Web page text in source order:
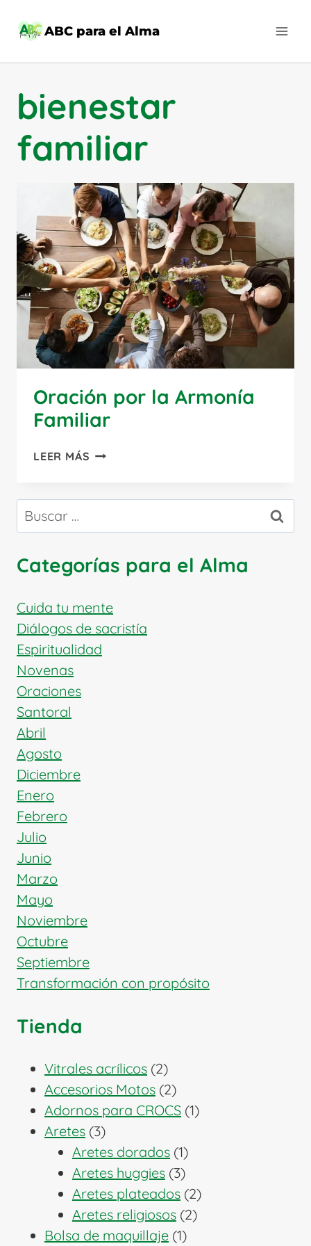
ABC para el Alma
bienestar
familiar
Oración por la Armonía
Familiar
LEER MÁS ORACIÓN
ARMONÍA
Buscar:
Categorías para el Alma
Cuida tu mente
Diálogos de sacristía
Espiritualidad
Novenas
Oraciones
Santoral
Abril
Agosto
Diciembre
Enero
Febrero
Julio
Junio
Marzo
Mayo
Noviembre
Octubre
Septiembre
Transformación con propósito
Tienda
Vitrales acrílicos 22
productos
Accesorios Motos 22
productos
Adornos para CROCS 11
Aretes 33
productos
Aretes dorados 11
producto
Aretes huggies 33
productos
Aretes plateados 22
productos
Aretes religiosos 22
Bolsa de maquillaje 11